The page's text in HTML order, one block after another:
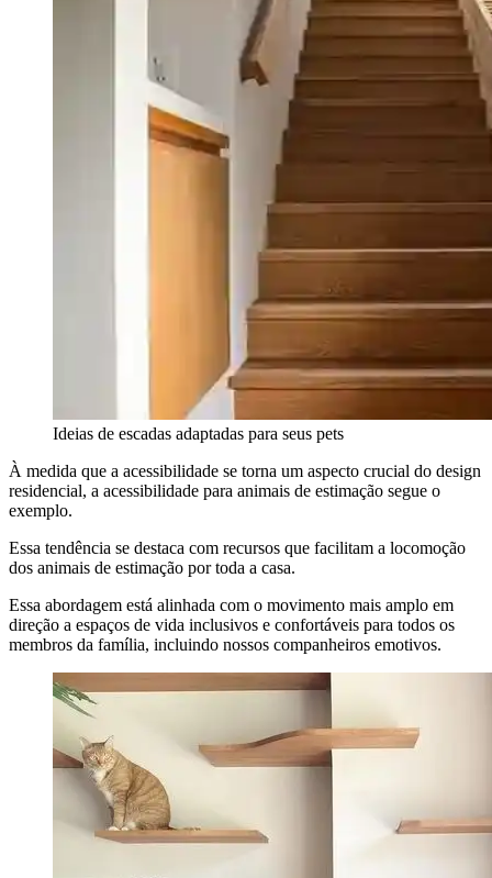
Ideias de escadas adaptadas para seus pets
À medida que a acessibilidade se torna um aspecto crucial do design
residencial, a acessibilidade para animais de estimação segue o
exemplo.
Essa tendência se destaca com recursos que facilitam a locomoção
dos animais de estimação por toda a casa.
Essa abordagem está alinhada com o movimento mais amplo em
direção a espaços de vida inclusivos e confortáveis para todos os
membros da família, incluindo nossos companheiros emotivos.